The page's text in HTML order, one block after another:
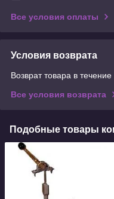
Все условия оплаты
Условия возврата
Возврат товара в
Все условия возврата
Подобные товары